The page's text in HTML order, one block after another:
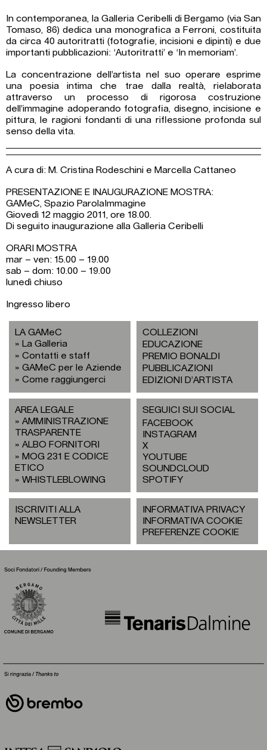
In contemporanea, la Galleria Ceribelli di Bergamo (via San
Tomaso, 86) dedica una monografica a Ferroni, costituita
da circa 40 autoritratti (fotografie, incisioni e dipinti) e due
importanti pubblicazioni: ‘Autoritratti’ e ‘In memoriam’.
La concentrazione dell’artista nel suo operare esprime
una poesia intima che trae dalla realtà, rielaborata
attraverso un processo di rigorosa costruzione
dell’immagine adoperando fotografia, disegno, incisione e
pittura, le ragioni fondanti di una riflessione profonda sul
senso della vita.
A cura di: M. Cristina Rodeschini e Marcella Cattaneo
PRESENTAZIONE E INAUGURAZIONE MOSTRA:
GAMeC, Spazio ParolaImmagine
Giovedì 12 maggio 2011, ore 18.00.
Di seguito inaugurazione alla Galleria Ceribelli
ORARI MOSTRA
mar – ven: 15.00 – 19.00
sab – dom: 10.00 – 19.00
lunedì chiuso
Ingresso libero
LA GAMeC
La Galleria
Contatti e staff
GAMeC per le Aziende
Come raggiungerci
COLLEZIONI
EDUCAZIONE
PREMIO BONALDI
PUBBLICAZIONI
EDIZIONI D’ARTISTA
AREA LEGALE
AMMINISTRAZIONE
TRASPARENTE
ALBO FORNITORI
MOG 231 E CODICE
ETICO
WHISTLEBLOWING
SEGUICI SUI SOCIAL
FACEBOOK
INSTAGRAM
X
YOUTUBE
SOUNDCLOUD
SPOTIFY
ISCRIVITI ALLA
NEWSLETTER
INFORMATIVA PRIVACY
INFORMATIVA COOKIE
PREFERENZE COOKIE